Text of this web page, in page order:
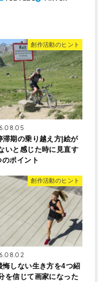
創作活動のヒント
滞期の乗り越え方|絵が
いと感じた時に見直す
ポイント
創作活動のヒント
悔しない生き方を4つ紹
を信じて画家になった